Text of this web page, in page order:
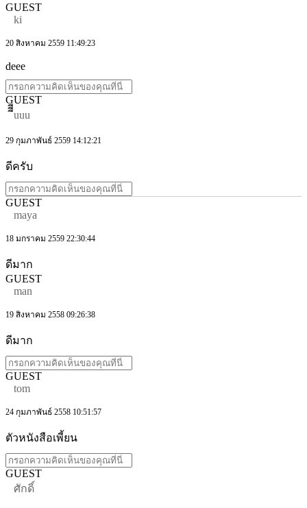
GUEST
ki
20 สิงหาคม 2559 11:49:23
deee
GUEST
ีีีuuu
29 กุมภาพันธ์ 2559 14:12:21
ดีครับ
GUEST
maya
18 มกราคม 2559 22:30:44
ดีมาก
GUEST
man
19 สิงหาคม 2558 09:26:38
ดีมาก
GUEST
tom
24 กุมภาพันธ์ 2558 10:51:57
ตัวหนังสือเพี้ยน
GUEST
ศักดิ์